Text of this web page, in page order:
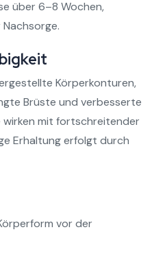
über 6–8 Wochen,
Körperkonturen,
Brüste und verbesserte
wirken mit fortschreitender
Erhaltung erfolgt durch
vor der